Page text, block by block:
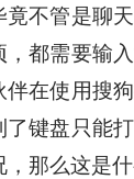
竟不管是聊
，都需要输
伴在使用搜
键盘只能
那么这是什